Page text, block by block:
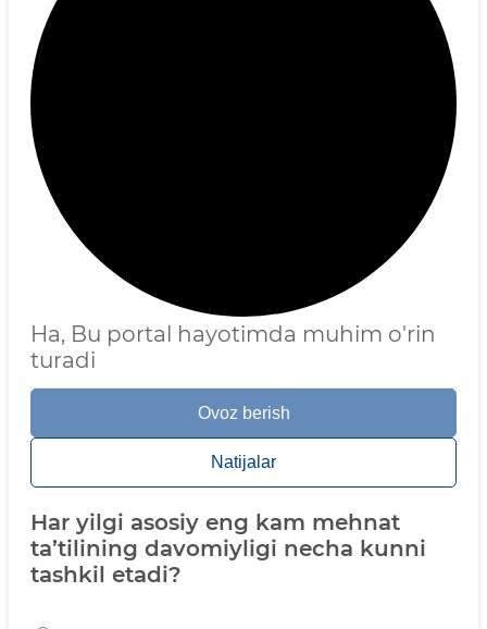
Ha, Bu portal hayotimda muhim o'rin
turadi
Ovoz berish
Natijalar
Har yilgi asosiy eng kam mehnat
ta’tilining davomiyligi necha kunni
tashkil etadi?